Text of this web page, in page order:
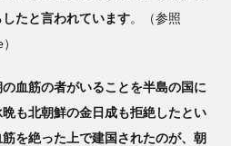
たと言われています。（参照
血筋の者がいることを半島の国に
も北朝鮮の金日成も拒絶したとい
を絶った上で建国されたのが、朝